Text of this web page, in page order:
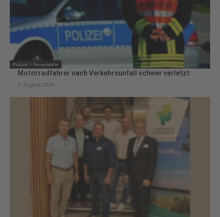
Polizei / Feuerwehr
Motorradfahrer nach Verkehrsunfall schwer verletzt
5. August 2026